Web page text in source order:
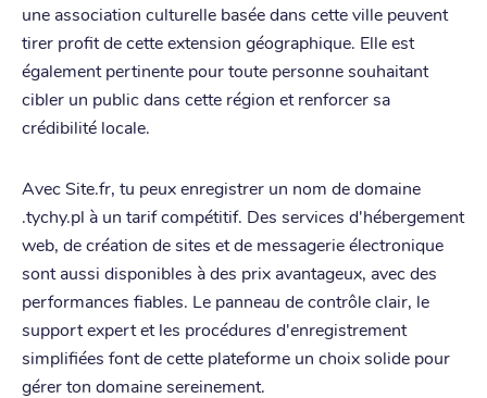
une association culturelle basée dans cette ville peuvent
tirer profit de cette extension géographique. Elle est
également pertinente pour toute personne souhaitant
cibler un public dans cette région et renforcer sa
crédibilité locale.
Avec Site.fr, tu peux enregistrer un nom de domaine
.tychy.pl à un tarif compétitif. Des services d'hébergement
web, de création de sites et de messagerie électronique
sont aussi disponibles à des prix avantageux, avec des
performances fiables. Le panneau de contrôle clair, le
support expert et les procédures d'enregistrement
simplifiées font de cette plateforme un choix solide pour
gérer ton domaine sereinement.